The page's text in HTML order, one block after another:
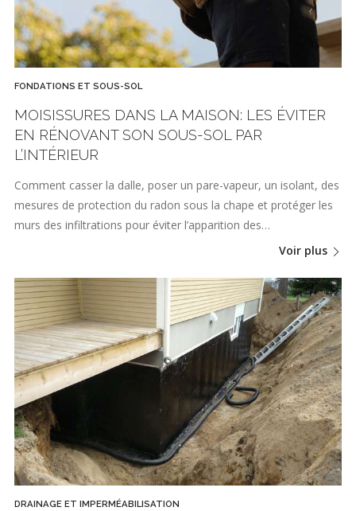
FONDATIONS ET SOUS-SOL
MOISISSURES DANS LA MAISON: LES ÉVITER
EN RÉNOVANT SON SOUS-SOL PAR
L’INTÉRIEUR
Comment casser la dalle, poser un pare-vapeur, un isolant, des
mesures de protection du radon sous la chape et protéger les
murs des infiltrations pour éviter l’apparition des…
Voir plus
DRAINAGE ET IMPERMÉABILISATION